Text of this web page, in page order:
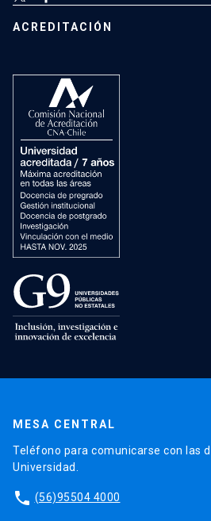
ACREDITACIÓN
MESA CENTRAL
Teléfono para comunicarse con las
Universidad.
phone (56)95504 4000